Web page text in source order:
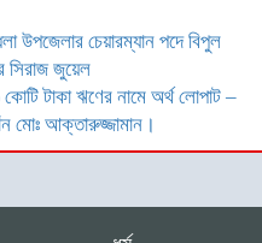
উপজেলার চেয়ারম্যান পদে বিপুল
সিরাজ জুয়েল
টাকা ঋণের নামে অর্থ লোপাট –
মোঃ আক্তারুজ্জামান।